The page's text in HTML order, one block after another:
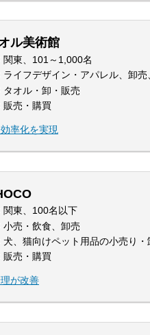
ル美術館
関東、101～1,000名
ライフデザイン・アパレル、卸売
タオル・卸・販売
販売・購買
率化を実現
関東、100名以下
小売・飲食、卸売
犬、猫向けペット用品の小売り・
販売・購買
が改善